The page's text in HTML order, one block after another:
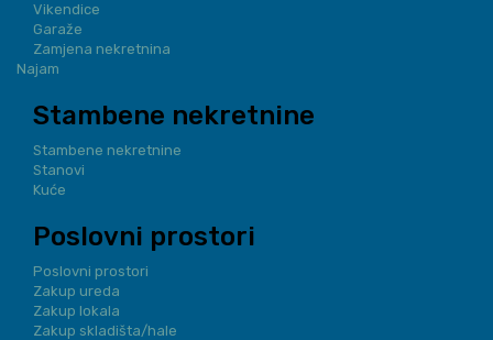
Vikendice
Garaže
Zamjena nekretnina
Najam
Stambene nekretnine
Stambene nekretnine
Stanovi
Kuće
Poslovni prostori
Poslovni prostori
Zakup ureda
Zakup lokala
Zakup skladišta/hale